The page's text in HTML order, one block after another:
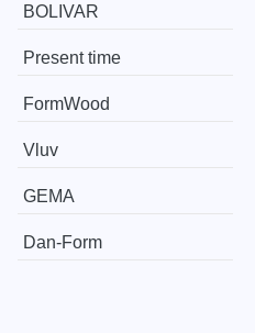
BOLIVAR
Present time
FormWood
Vluv
GEMA
​​​​​Dan-Form